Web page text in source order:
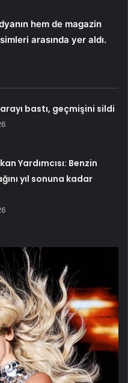
hem de magazin
arasında yer aldı.
bastı, geçmişini sildi
Yardımcısı: Benzin
yıl sonuna kadar